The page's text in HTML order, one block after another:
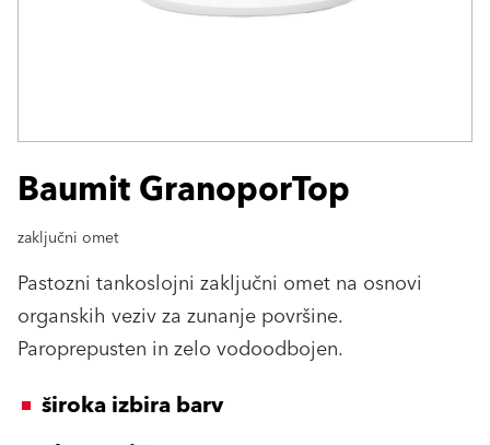
Baumit GranoporTop
zaključni omet
Pastozni tankoslojni zaključni omet na osnovi
organskih veziv za zunanje površine.
Paroprepusten in zelo vodoodbojen.
široka izbira barv